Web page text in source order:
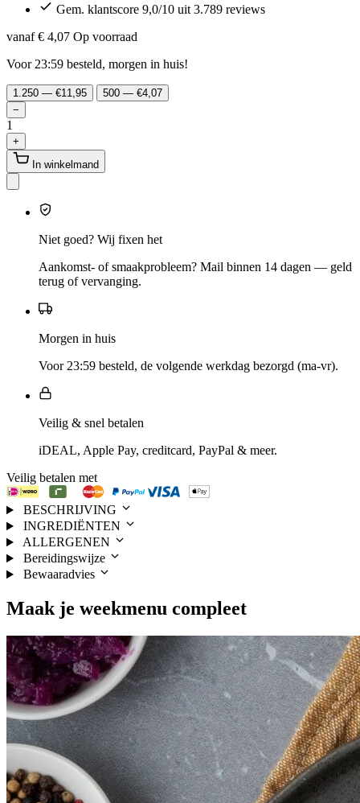
Gem. klantscore 9,0/10 uit 3.789 reviews
vanaf € 4,07 Op voorraad
Voor 23:59 besteld, morgen in huis!
1.250 — €11,95
500 — €4,07
−
1
+
In winkelmand
Niet goed? Wij fixen het
Aankomst- of smaakprobleem? Mail binnen 14 dagen — geld
terug of vervanging.
Morgen in huis
Voor 23:59 besteld, de volgende werkdag bezorgd (ma-vr).
Veilig & snel betalen
iDEAL, Apple Pay, creditcard, PayPal & meer.
Veilig betalen met
BESCHRIJVING
INGREDIËNTEN
ALLERGENEN
Bereidingswijze
Bewaaradvies
Maak je weekmenu compleet